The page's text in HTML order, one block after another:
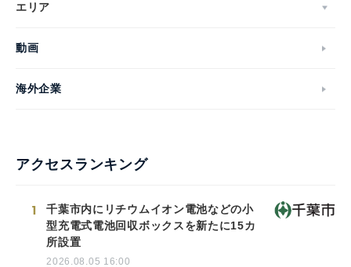
エリア
動画
海外企業
アクセスランキング
1
千葉市内にリチウムイオン電池などの小
型充電式電池回収ボックスを新たに15カ
所設置
2026.08.05 16:00